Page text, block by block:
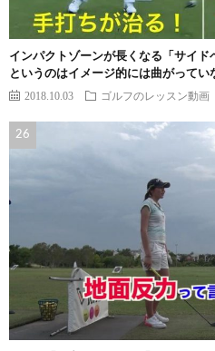
インパクトゾーンが長くなる「サイ
というのはイメージ的には曲がってい
2018.10.03 ゴルフのレッスン動画